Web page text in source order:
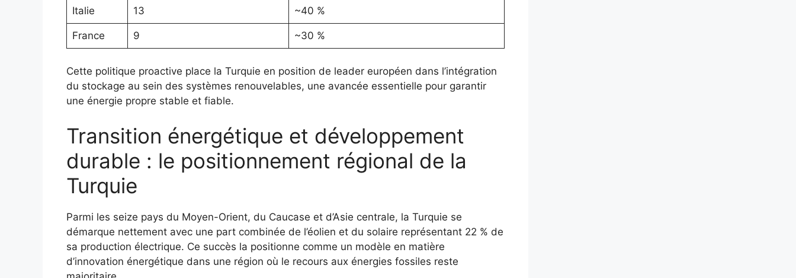
Italie 13 ~40 %
France 9 ~30 %
Cette politique proactive place la Turquie en position de leader européen dans l’intégration
du stockage au sein des systèmes renouvelables, une avancée essentielle pour garantir
une énergie propre stable et fiable.
Transition énergétique et développement
durable : le positionnement régional de la
Turquie
Parmi les seize pays du Moyen-Orient, du Caucase et d’Asie centrale, la Turquie se
démarque nettement avec une part combinée de l’éolien et du solaire représentant 22 % de
sa production électrique. Ce succès la positionne comme un modèle en matière
d’innovation énergétique dans une région où le recours aux énergies fossiles reste